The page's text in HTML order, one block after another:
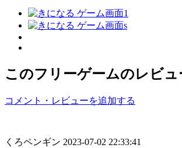
このフリーゲームのレビュ
コメント・レビューを追加する
くろペンギン 2023-07-02 22:33:41